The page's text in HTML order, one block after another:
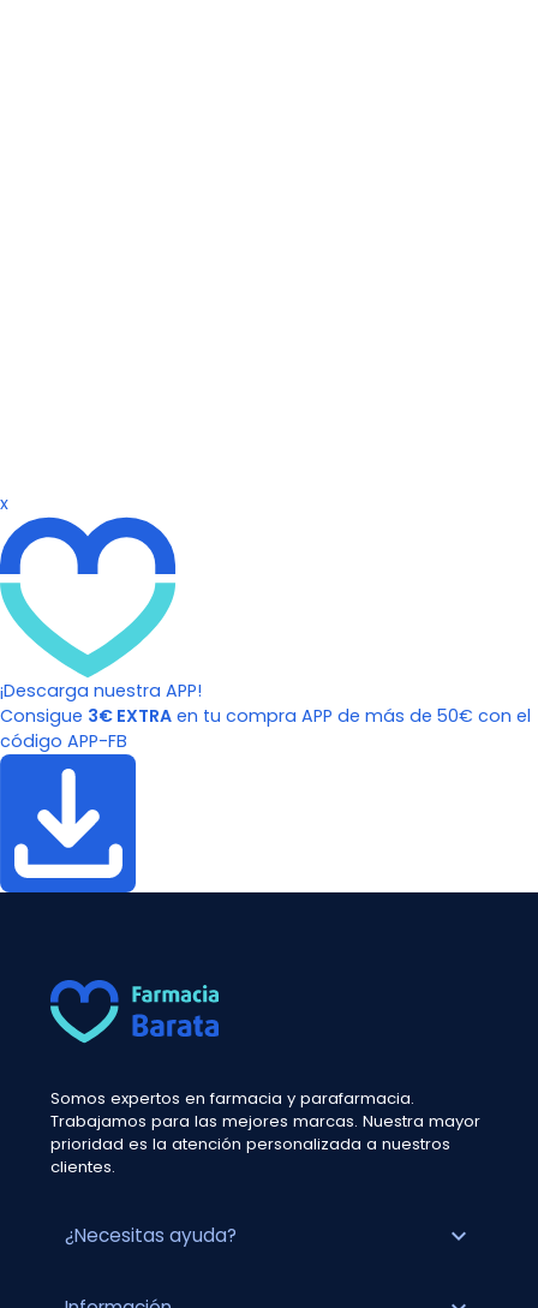
x
¡Descarga nuestra APP!
Consigue 3€ EXTRA en tu compra APP de más de 50€ con el
código APP-FB
Somos expertos en farmacia y parafarmacia.
Trabajamos para las mejores marcas. Nuestra mayor
prioridad es la atención personalizada a nuestros
clientes.
¿Necesitas ayuda? expand_more